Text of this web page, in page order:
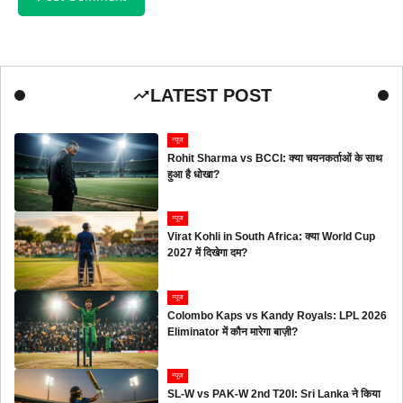
LATEST POST
न्यूज
Rohit Sharma vs BCCI: क्या चयनकर्ताओं के साथ
हुआ है धोखा?
न्यूज
Virat Kohli in South Africa: क्या World Cup
2027 में दिखेगा दम?
न्यूज
Colombo Kaps vs Kandy Royals: LPL 2026
Eliminator में कौन मारेगा बाज़ी?
न्यूज
SL-W vs PAK-W 2nd T20I: Sri Lanka ने किया